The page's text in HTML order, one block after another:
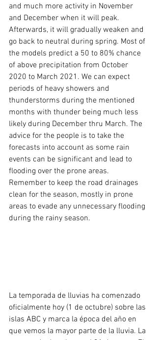
and much more activity in November
and December when it will peak.
Afterwards, it will gradually weaken and
go back to neutral during spring. Most of
the models predict a 50 to 80% chance
of above precipitation from October
2020 to March 2021. We can expect
periods of heavy showers and
thunderstorms during the mentioned
months with thunder being much less
likely during December thru March. The
advice for the people is to take the
forecasts into account as some rain
events can be significant and lead to
flooding over the prone areas.
Remember to keep the road drainages
clean for the season, mostly in prone
areas to evade any unnecessary flooding
during the rainy season.
La temporada de lluvias ha comenzado
oficialmente hoy (1 de octubre) sobre las
islas ABC y marca la época del año en
que vemos la mayor parte de la lluvia. La